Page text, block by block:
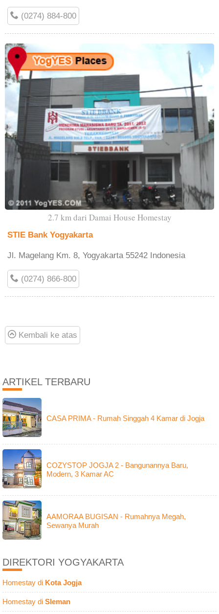
(0274) 884-800
2.7 km dari Damai House Homestay
STIE Bank Yogyakarta
Jl. Magelang Km. 8, Yogyakarta 55242 Indonesia
(0274) 866-800
Kembali ke atas
ARTIKEL TERBARU
CASA PRIMA - Rumah Singgah 4 Kamar di Jogja
COZYSTOP JOGJA 2 - Bangunannya Baru,
Modern, 3 Kamar AC
AAMORAA BUGISAN - Rumahnya Megah,
Sewanya Murah
DIREKTORI YOGYAKARTA
Homestay di Kota Jogja
Homestay di Sleman